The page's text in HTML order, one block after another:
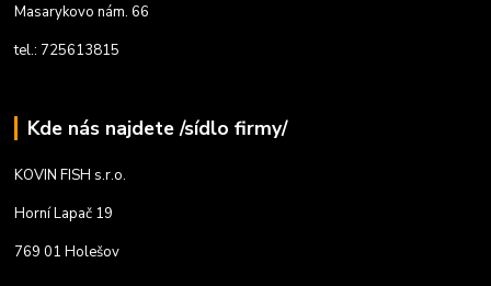
Masarykovo nám. 66
tel.: 725613815
Kde nás najdete /sídlo firmy/
KOVIN FISH s.r.o.
Horní Lapač 19
769 01 Holešov